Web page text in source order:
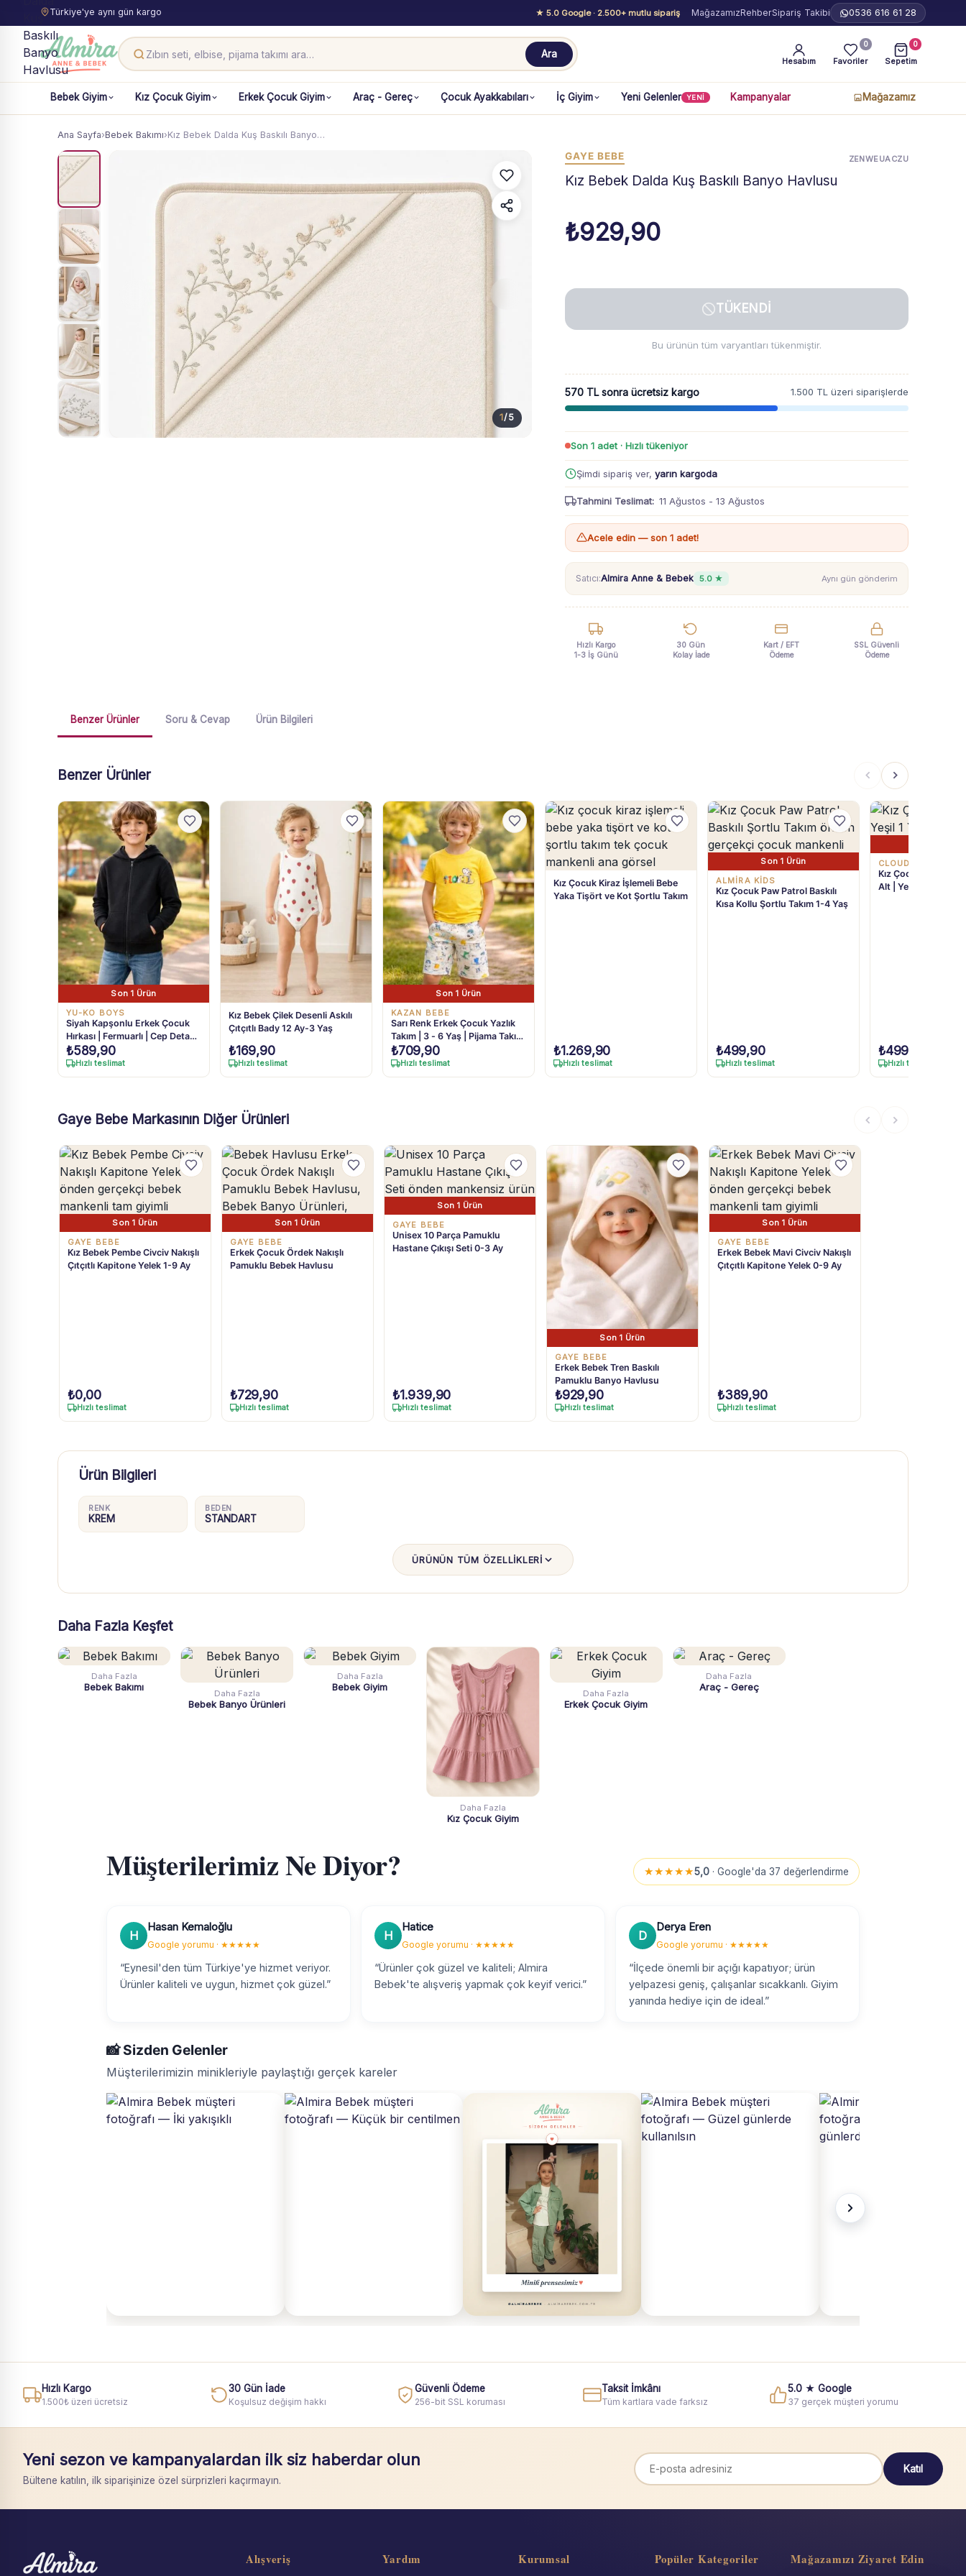
Türkiye'ye aynı gün kargo ★ 5.0 Google· 2.500+ mutlu sipariş MağazamızRehberSipariş Takibi 0536 616 61 28
Ara
Hesabım Favoriler
0
Sepetim
0
Bebek Giyim Kız Çocuk Giyim Erkek Çocuk Giyim Araç - Gereç Çocuk Ayakkabıları İç Giyim Yeni Gelenler YENİ Kampanyalar Mağazamız
Ana Sayfa›Bebek Bakımı›Kız Bebek Dalda Kuş Baskılı Banyo…
1/5
GAYE BEBE ZENWEUACZU
Kız Bebek Dalda Kuş Baskılı Banyo Havlusu
₺929,90
Son 1 adet · Hızlı tükeniyor
Tahmini Teslimat: 11 Ağustos - 13 Ağustos
Acele edin — son 1 adet!
TÜKENDI
Bu ürünün tüm varyantları tükenmiştir.
570 TL sonra ücretsiz kargo 1.500 TL üzeri siparişlerde
Şimdi sipariş ver, yarın kargoda
Satıcı:Almira Anne & Bebek 5.0 ★ Aynı gün gönderim
Hızlı Kargo
1-3 İş Günü
30 Gün
Kolay İade
Kart / EFT
Ödeme
SSL Güvenli
Ödeme
Benzer Ürünler Soru & Cevap Ürün Bilgileri
Benzer Ürünler
Son 1 Ürün
YU-KO BOYS
Siyah Kapşonlu Erkek Çocuk
Hırkası | Fermuarlı | Cep Detaylı
| 9 - 12 Yaş
₺589,90
Hızlı teslimat
Kız Bebek Çilek Desenli Askılı
Çıtçıtlı Bady 12 Ay-3 Yaş
₺169,90
Hızlı teslimat
Son 1 Ürün
KAZAN BEBE
Sarı Renk Erkek Çocuk Yazlık
Takım | 3 - 6 Yaş | Pijama Takımı
| Sarı Tişört & Beyaz Desenli
Şort
₺709,90
Hızlı teslimat
Kız Çocuk Kiraz İşlemeli Bebe
Yaka Tişört ve Kot Şortlu Takım
₺1.269,90
Hızlı teslimat
Son 1 Ürün
ALMIRA KIDS
Kız Çocuk Paw Patrol Baskılı
Kısa Kollu Şortlu Takım 1-4 Yaş
₺499,90
Hızlı teslimat
CLOUDY KİDS
Kız Çocuk Triko
Alt | Yeşil | 1 Yaş
₺499,90
Hızlı teslimat
Gaye Bebe Markasının Diğer Ürünleri
Son 1 Ürün
GAYE BEBE
Kız Bebek Pembe Civciv Nakışlı
Çıtçıtlı Kapitone Yelek 1-9 Ay
₺0,00
Hızlı teslimat
Son 1 Ürün
GAYE BEBE
Erkek Çocuk Ördek Nakışlı
Pamuklu Bebek Havlusu
₺729,90
Hızlı teslimat
Son 1 Ürün
GAYE BEBE
Unisex 10 Parça Pamuklu
Hastane Çıkışı Seti 0-3 Ay
₺1.939,90
Hızlı teslimat
Son 1 Ürün
GAYE BEBE
Erkek Bebek Tren Baskılı
Pamuklu Banyo Havlusu
₺929,90
Hızlı teslimat
Son 1 Ürün
GAYE BEBE
Erkek Bebek Mavi Civciv Nakışlı
Çıtçıtlı Kapitone Yelek 0-9 Ay
₺389,90
Hızlı teslimat
Ürün Bilgileri
RENK
KREM
BEDEN
STANDART
ÜRÜNÜN TÜM ÖZELLİKLERİ
Daha Fazla Keşfet
Daha Fazla
Bebek Bakımı
Daha Fazla
Bebek Banyo Ürünleri
Daha Fazla
Bebek Giyim
Daha Fazla
Kız Çocuk Giyim
Daha Fazla
Erkek Çocuk Giyim
Daha Fazla
Araç - Gereç
Müşterilerimiz Ne Diyor? ★★★★★5,0 · Google'da 37 değerlendirme
H
Hasan Kemaloğlu
Google yorumu · ★★★★★
“Eynesil'den tüm Türkiye'ye hizmet veriyor.
Ürünler kaliteli ve uygun, hizmet çok güzel.”
H
Hatice
Google yorumu · ★★★★★
“Ürünler çok güzel ve kaliteli; Almira
Bebek'te alışveriş yapmak çok keyif verici.”
D
Derya Eren
Google yorumu · ★★★★★
“İlçede önemli bir açığı kapatıyor; ürün
yelpazesi geniş, çalışanlar sıcakkanlı. Giyim
yanında hediye için de ideal.”
📸 Sizden Gelenler
Müşterilerimizin minikleriyle paylaştığı gerçek kareler
Hızlı Kargo
1.500₺ üzeri ücretsiz
30 Gün İade
Koşulsuz değişim hakkı
Güvenli Ödeme
256-bit SSL koruması
Taksit İmkânı
Tüm kartlara vade farksız
5.0 ★ Google
37 gerçek müşteri yorumu
Yeni sezon ve kampanyalardan ilk siz haberdar olun
Bültene katılın, ilk siparişinize özel sürprizleri kaçırmayın.
Katıl
Alışveriş Yardım Kurumsal Popüler Kategoriler Mağazamızı Ziyaret Edin